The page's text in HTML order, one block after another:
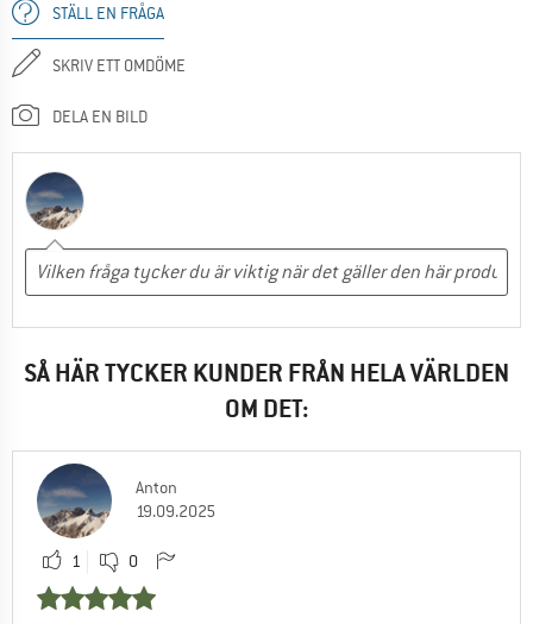
STÄLL EN FRÅGA
SKRIV ETT OMDÖME
DELA EN BILD
SÅ HÄR TYCKER KUNDER FRÅN HELA VÄRLDEN
OM DET:
Anton
19.09.2025
1 0